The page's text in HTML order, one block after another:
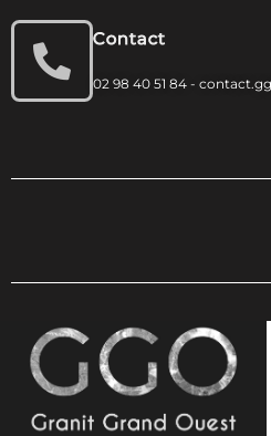
Contact
02 98 40 51 84 -